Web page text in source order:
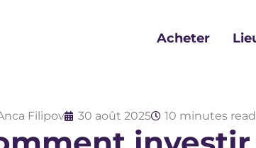
Acheter
Filipov 30 août 2025 10 minutes read